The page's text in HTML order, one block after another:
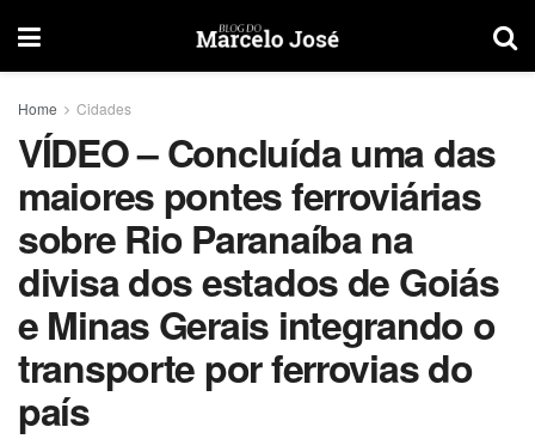
Home Cidades
VÍDEO – Concluída uma das
maiores pontes ferroviárias
sobre Rio Paranaíba na
divisa dos estados de Goiás
e Minas Gerais integrando o
transporte por ferrovias do
país